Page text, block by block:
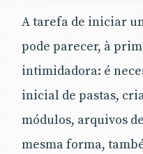
A tarefa de iniciar
pode parecer, à
intimidadora: é
inicial de pastas,
módulos, arquivos
mesma forma,